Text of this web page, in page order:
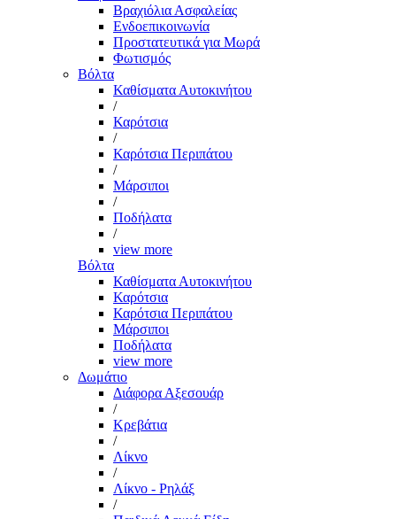
Βραχιόλια Ασφαλείας
Ενδοεπικοινωνία
Προστατευτικά για Μωρά
Φωτισμός
Βόλτα
Καθίσματα Αυτοκινήτου
/
Καρότσια
/
Καρότσια Περιπάτου
/
Μάρσιποι
/
Ποδήλατα
/
view more
Βόλτα
Καθίσματα Αυτοκινήτου
Καρότσια
Καρότσια Περιπάτου
Μάρσιποι
Ποδήλατα
view more
Δωμάτιο
Διάφορα Αξεσουάρ
/
Κρεβάτια
/
Λίκνο
/
Λίκνο - Ρηλάξ
/